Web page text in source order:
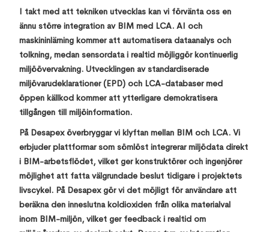
I takt med att tekniken utvecklas kan vi förvänta oss en
ännu större integration av BIM med LCA. AI och
maskininlärning kommer att automatisera dataanalys och
tolkning, medan sensordata i realtid möjliggör kontinuerlig
miljöövervakning. Utvecklingen av standardiserade
miljövarudeklarationer (EPD) och LCA-databaser med
öppen källkod kommer att ytterligare demokratisera
tillgången till miljöinformation.
På Desapex överbryggar vi klyftan mellan BIM och LCA. Vi
erbjuder plattformar som sömlöst integrerar miljödata direkt
i BIM-arbetsflödet, vilket ger konstruktörer och ingenjörer
möjlighet att fatta välgrundade beslut tidigare i projektets
livscykel. På Desapex gör vi det möjligt för användare att
beräkna den inneslutna koldioxiden från olika materialval
inom BIM-miljön, vilket ger feedback i realtid om